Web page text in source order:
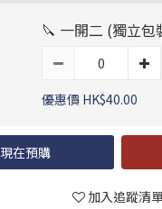
🔪 一開二 (獨立包
優惠價 HK$40.00
現在預購
加入追蹤清